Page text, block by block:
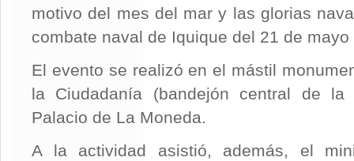
motivo del mes del mar y las glorias
combate naval de Iquique del 21 de mayo
El evento se realizó en el mástil
la Ciudadanía (bandejón central de
Palacio de La Moneda.
A la actividad asistió, además, el